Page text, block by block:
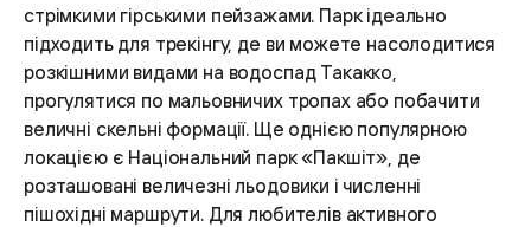
стрімкими гірськими пейзажами. Парк ідеально
підходить для трекінгу, де ви можете насолодитися
розкішними видами на водоспад Такакко,
прогулятися по мальовничих тропах або побачити
величні скельні формації. Ще однією популярною
локацією є Національний парк «Пакшіт», де
розташовані величезні льодовики і численні
пішохідні маршрути. Для любителів активного